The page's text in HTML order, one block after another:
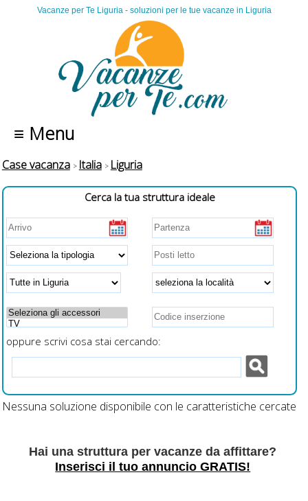
Vacanze per Te Liguria - soluzioni per le tue vacanze in Liguria
≡ Menu
Case vacanza Italia Liguria
Cerca la tua struttura ideale
oppure scrivi cosa stai cercando:
Nessuna soluzione disponibile con le caratteristiche cercate
Hai una struttura per vacanze da affittare?
Inserisci il tuo annuncio GRATIS!